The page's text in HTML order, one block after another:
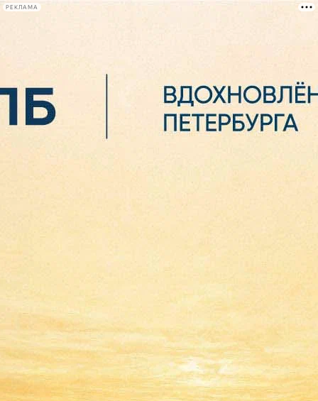
РЕКЛАМА
Сегодня:
В Британии показали нового
"Гарри Поттера": Гермиона-
министр и другие спойлеры